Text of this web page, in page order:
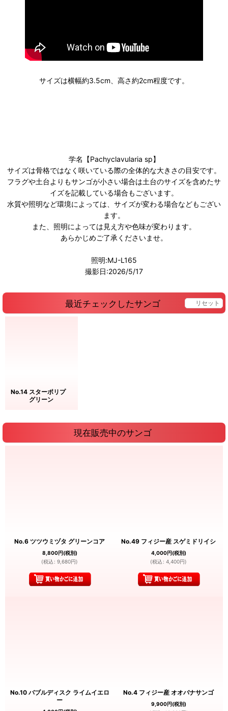
サイズは横幅約3.5cm、高さ約2cm程度です。
学名【Pachyclavularia sp】
サイズは骨格ではなく咲いている際の全体的な大きさの目安です。
フラグや土台よりもサンゴが小さい場合は土台のサイズを含めたサ
イズを記載している場合もございます。
水質や照明など環境によっては、サイズが変わる場合などもござい
ます。
また、照明によっては見え方や色味が変わります。
あらかじめご了承くださいませ。
照明:MJ-L165
撮影日:2026/5/17
最近チェックしたサンゴ リセット
No.14 スターポリプ
グリーン
現在販売中のサンゴ
No.6 ツツウミヅタ グリーンコア
8,800円(税別)
(税込 : 9,680円)
No.49 フィジー産 スゲミドリイシ
4,000円(税別)
(税込 : 4,400円)
No.10 バブルディスク ライムイエロ
ー
No.4 フィジー産 オオバナサンゴ
9,900円(税別)